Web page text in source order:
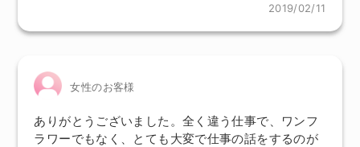
2019/02/11
女性のお客様
ありがとうございました。全く違う仕事で、ワンフ
ラワーでもなく、とても大変で仕事の話をするのが